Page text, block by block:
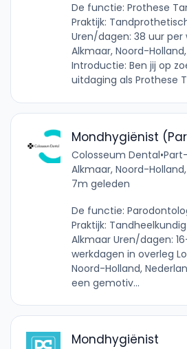
De functie: Prothese
Praktijk:
Uren/dagen: 38 uur per
Alkmaar, Noord-
Introductie: Ben jij op
uitdaging als Prothese
Mondhygiënist
Colosseum Dental•
Alkmaar, Noord-
7m geleden
De functie:
Praktijk:
Alkmaar Uren/dagen:
werkdagen in overleg
Noord-Holland,
een gemotiv...
Mondhygiënist